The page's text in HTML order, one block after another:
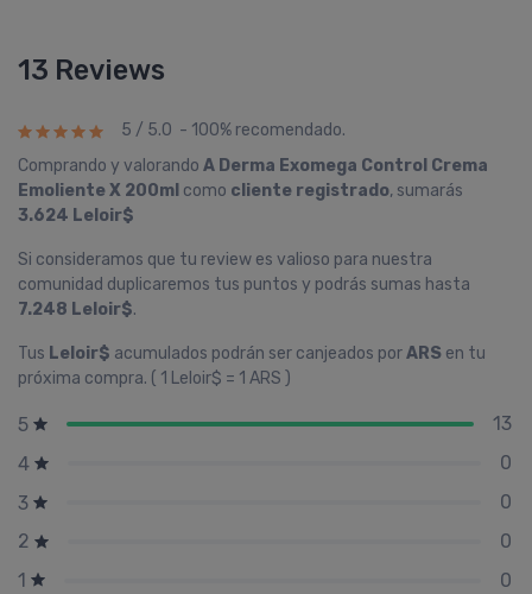
13 Reviews
5 / 5.0 - 100% recomendado.
Comprando y valorando A Derma Exomega Control Crema
Emoliente X 200ml como cliente registrado, sumarás
3.624 Leloir$
Si consideramos que tu review es valioso para nuestra
comunidad duplicaremos tus puntos y podrás sumas hasta
7.248 Leloir$.
Tus Leloir$ acumulados podrán ser canjeados porARS en tu
próxima compra. ( 1 Leloir$ = 1 ARS )
5
13
4
0
3
0
2
0
1
0